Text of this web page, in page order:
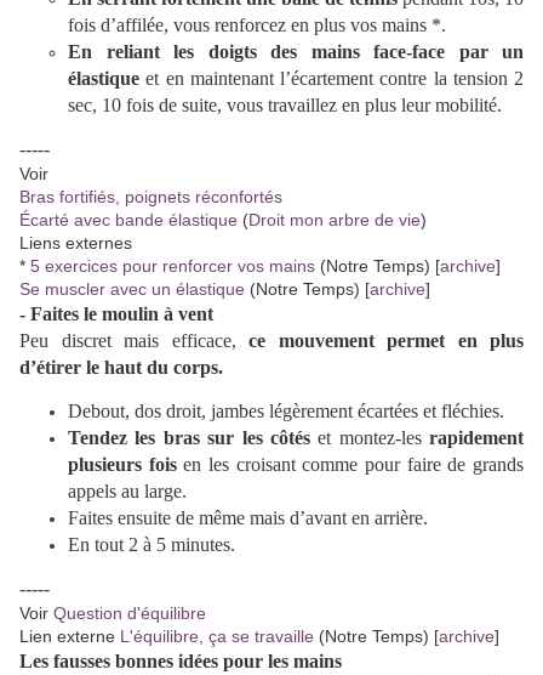
fois d’affilée, vous renforcez en plus vos mains *.
En reliant les doigts des mains face-face par un
élastique et en maintenant l’écartement contre la tension 2
sec, 10 fois de suite, vous travaillez en plus leur mobilité.
-----
Voir
Bras fortifiés, poignets réconfortés
Écarté avec bande élastique (Droit mon arbre de vie)
Liens externes
* 5 exercices pour renforcer vos mains (Notre Temps) [archive]
Se muscler avec un élastique (Notre Temps) [archive]
- Faites le moulin à vent
Peu discret mais efficace, ce mouvement permet en plus
d’étirer le haut du corps.
Debout, dos droit, jambes légèrement écartées et fléchies.
Tendez les bras sur les côtéset montez-les rapidement
plusieurs foisen les croisant comme pour faire de grands
appels au large.
Faites ensuite de même mais d’avant en arrière.
En tout 2 à 5 minutes.
-----
Voir Question d'équilibre
Lien externe L'équilibre, ça se travaille (Notre Temps) [archive]
Les fausses bonnes idées pour les mains